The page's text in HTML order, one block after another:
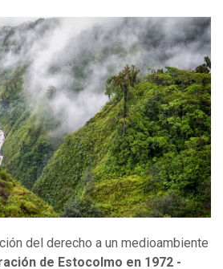
del derecho a un medioambiente
de Estocolmo en 1972 -